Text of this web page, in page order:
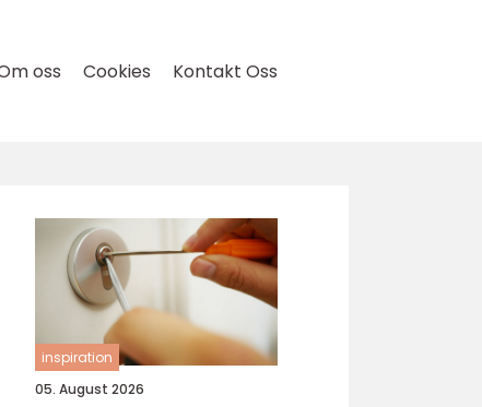
oss Cookies Kontakt Oss
inspiration
05. August 2026